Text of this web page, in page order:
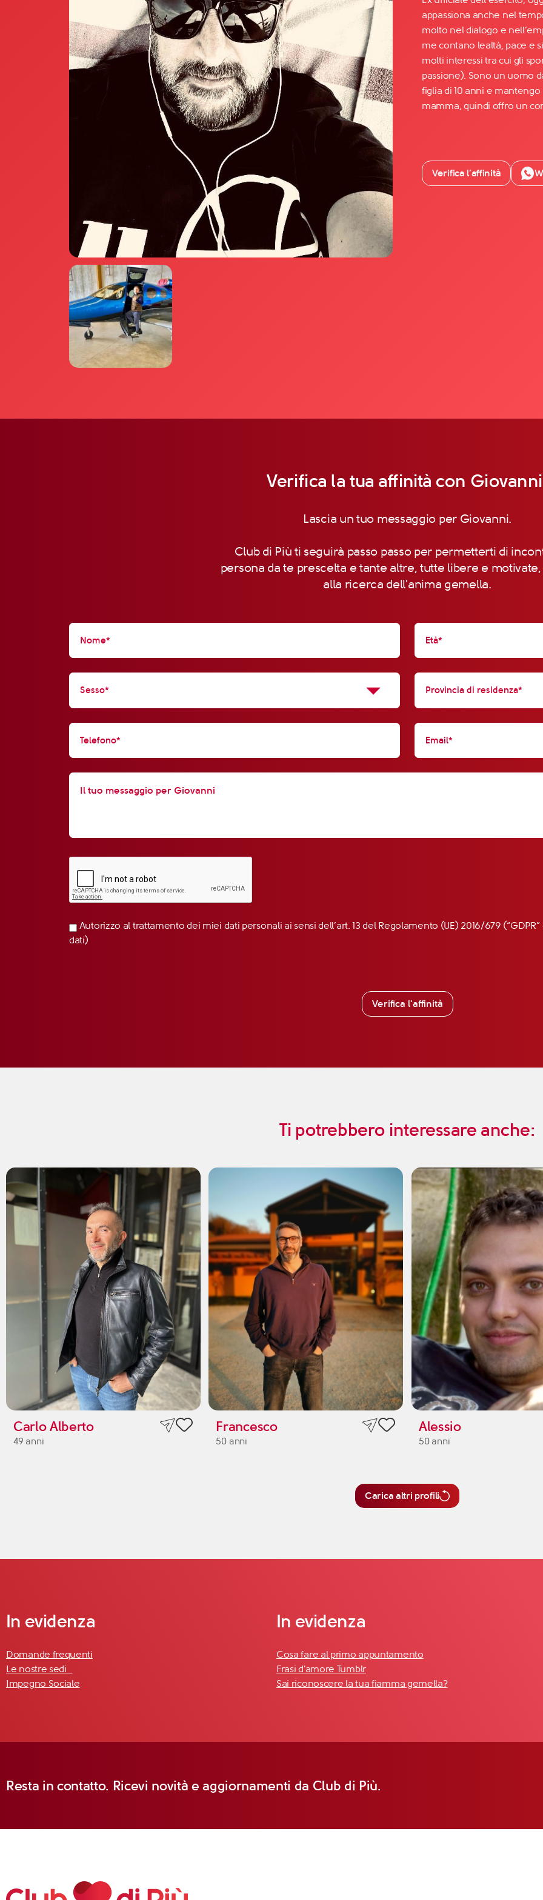
Facebook
YouTube
Instagram
TikTok
appassiona anche nel
molto nel dialogo e
me contano lealtà, pace e
molti interessi tra cui gli
passione). Sono un uomo
figlia di 10 anni e
mamma, quindi offro un
Verifica l’affinità
Verifica la tua affinità con
Lascia un tuo messaggio per Giovanni.
Club di Più ti seguirà passo passo per permetterti di
persona da te prescelta e tante altre, tutte libere e
alla ricerca dell'anima gemella.
Autorizzo al trattamento dei miei dati personali ai sensi dell’art. 13 del Regolamento (UE) 2016/679
dati)
Verifica l'affinità
Ti potrebbero interessare anche:
Carlo Alberto
49 anni
Francesco
50 anni
Alessio
50 anni
Carica altri profili
In evidenza
Domande frequenti
Le nostre sedi
Impegno Sociale
In evidenza
Cosa fare al primo appuntamento
Frasi d'amore Tumblr
Sai riconoscere la tua fiamma gemella?
Resta in contatto. Ricevi novità e aggiornamenti da Club di Più.